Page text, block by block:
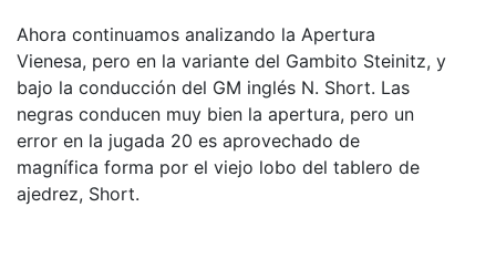
Ahora continuamos analizando la Apertura
Vienesa, pero en la variante del Gambito Steinitz, y
bajo la conducción del GM inglés N. Short. Las
negras conducen muy bien la apertura, pero un
error en la jugada 20 es aprovechado de
magnífica forma por el viejo lobo del tablero de
ajedrez, Short.